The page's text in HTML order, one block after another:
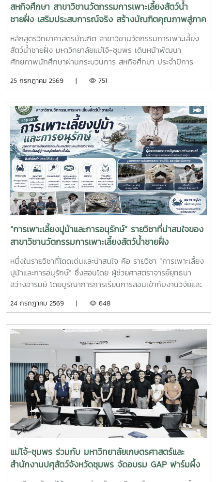
สหกิจศึกษา สาขาวิชานวัตกรรมการเพาะเลี้ยงสัตว์น้ำ
ชายฝั่ง เสริมประสบการณ์จริง สร้างบัณฑิตคุณภาพสู่ภาค
อุตสาหกรรมการผลิตสัตว์น้ำ
หลักสูตรวิทยาศาสตรบัณฑิต สาขาวิชานวัตกรรมการเพาะเลี้ยง
สัตว์น้ำชายฝั่ง มหาวิทยาลัยแม่โจ้-ชุมพร เดินหน้าพัฒนา
ศักยภาพนักศึกษาผ่านกระบวนการ สหกิจศึกษา ประจำปีการ
การและหน่วยงานภาคีเครือข่ายเป็นระยะเวลา 4 เดือน เพื่อให้
ความรู้จากห้องเรียนไปประยุกต์ใช้ในการทำงานจริงทั้งนี้ สหกิจ
ศึกษาเป็นส่วนสำคัญของการจัดการเรียนการสอน ที่มุ่งเน้นการ
ผลิตบัณฑิตให้มีความพร้อมทั้งด้านวิชาการและวิชาชีพ นักศึกษา
จะได้ฝึกทักษะการทำงานในสภาพแวดล้อมจริง เรียนรู้การแก้ไข
ปัญหาเฉพาะหน้า อดทน สู้งาน ซื่อสัตย์ มีสัมมาคารวะ ทำงาน
ร่วมกับผู้อื่นได้ และการปรับตัวให้เข้ากับองค์กร ตลอดจนพัฒนา
ทักษะวิชาชีพด้านการเพาะเลี้ยงสัตว์น้ำชายฝั่ง ให้สอดคล้องกับ
ความต้องการของภาคอุตสาหกรรมการผลิตสัตว์น้ำและอื่นๆที่
เกี่ยวข้อง
25 กรกฎาคม 2569 | 751
“การเพาะเลี้ยงปูม้าและการอนุรักษ์” รายวิชาที่น่าสนใจของ
สาขาวิชานวัตกรรมการเพาะเลี้ยงสัตว์น้ำชายฝั่ง
หนึ่งในรายวิชาที่โดดเด่นและน่าสนใจ คือ รายวิชา “การเพาะเลี้ยง
ปูม้าและการอนุรักษ์” ซึ่งสอนโดย ผู้ช่วยศาสตราจารย์ยุทธนา
สว่างอารมย์ โดยบูรณาการการเรียนการสอนเข้ากับงานวิจัยและ
และภาคปฏิบัติ ตั้งแต่ชีววิทยาและวงจรชีวิตของปูม้า การเพาะ
และการฟื้นฟูทรัพยากรปูม้าในพื้นที่ชายฝั่งนักศึกษาจะได้ลงพื้นที่
ปฏิบัติงานจริง ร่วมศึกษาวิจัยและทำกิจกรรมบริการวิชาการกับ
ชุมชน ภาคีเครือข่าย และหน่วยงานที่เกี่ยวข้อง เพื่อแลกเปลี่ยน
องค์ความรู้และร่วมกันพัฒนาแนวทางการอนุรักษ์ทรัพยากรทาง
ทะเล อันเป็นการสร้างประสบการณ์การเรียนรู้จากสถานการณ์
จริง พร้อมปลูกฝังความรับผิดชอบต่อสังคมและสิ่งแวดล้อม
24 กรกฎาคม 2569 | 648
แม่โจ้-ชุมพร ร่วมกับ มหาวิทยาลัยเกษตรศาสตร์และ
สำนักงานปศุสัตว์จังหวัดชุมพร จัดอบรม GAP ฟาร์มผึ้ง
ชันโรง ยกระดับมาตรฐานการเลี้ยงสู่การพัฒนาเศรษฐกิจ